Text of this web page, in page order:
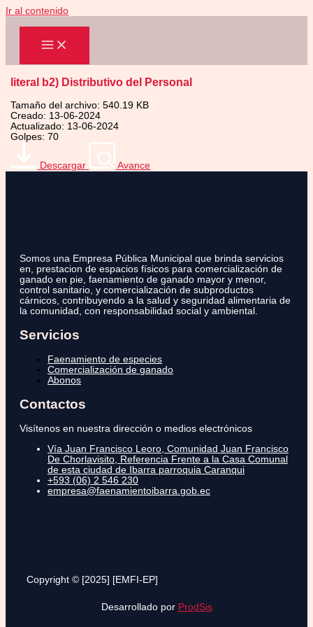
Ir al contenido
literal b2) Distributivo del Personal
Tamaño del archivo: 540.19 KB
Creado: 13-06-2024
Actualizado: 13-06-2024
Golpes: 70
Descargar Avance
Somos una Empresa Pública Municipal que brinda servicios
en, prestacion de espacios físicos para comercialización de
ganado en pie, faenamiento de ganado mayor y menor,
control sanitario, y comercialización de subproductos
cárnicos, contribuyendo a la salud y seguridad alimentaria de
la comunidad, con responsabilidad social y ambiental.
Servicios
Faenamiento de especies
Comercialización de ganado
Abonos
Contactos
Visítenos en nuestra dirección o medios electrónicos
Vía Juan Francisco Leoro, Comunidad Juan Francisco
De Chorlavisito, Referencia Frente a la Casa Comunal
de esta ciudad de Ibarra parroquia Caranqui
+593 (06) 2 546 230
empresa@faenamientoibarra.gob.ec
Copyright © [2025] [EMFI-EP]
Desarrollado por ProdSis